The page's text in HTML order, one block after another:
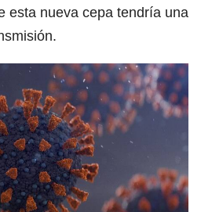
esta nueva cepa tendría una